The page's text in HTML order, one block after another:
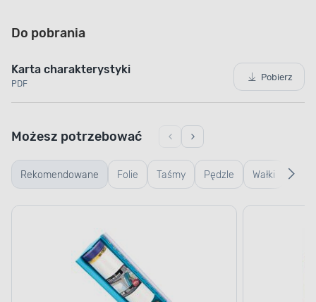
Do pobrania
Karta charakterystyki
PDF
Pobierz
Rekomendowane Folie Taśmy Pędzle Wałki
Możesz potrzebować